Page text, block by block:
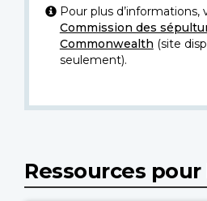
Pour plus d’informations,
Commission des
Commonwealth (site
seulement).
Ressources pour